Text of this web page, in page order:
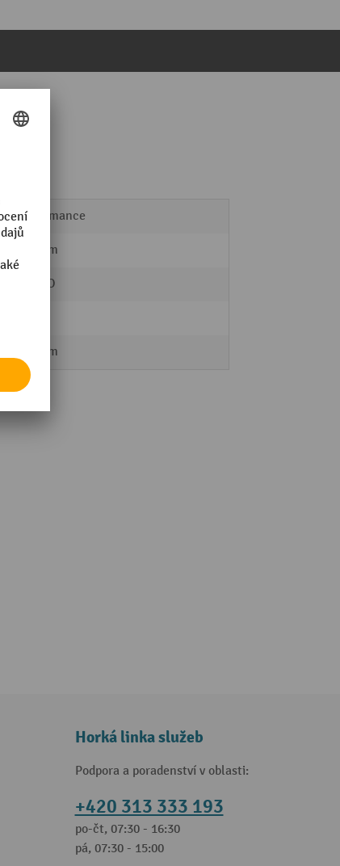
Performance
600 mm
CARRO
300 mm
Horká linka služeb
Podpora a poradenství v oblasti:
+420 313 333 193
po-čt, 07:30 - 16:30
pá, 07:30 - 15:00